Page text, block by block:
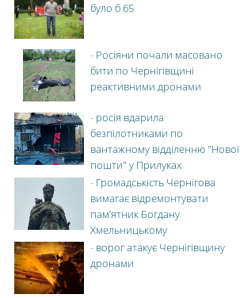
було б 65
- Росіяни почали масовано
бити по Чернігівщині
реактивними дронами
- росія вдарила
безпілотниками по
вантажному відділенню "Нової
пошти" у Прилуках
- Громадськість Чернігова
вимагає відремонтувати
пам’ятник Богдану
Хмельницькому
- ворог атакує Чернігівщину
дронами